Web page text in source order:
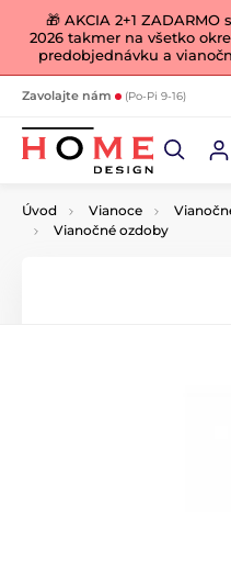
🎁 AKCIA 2+1 ZADARMO
2026 takmer na všetko
predobjednávku a
Zavolajte nám (Po-Pi 9-16)
Úvod Vianoce
Vianočné ozdoby